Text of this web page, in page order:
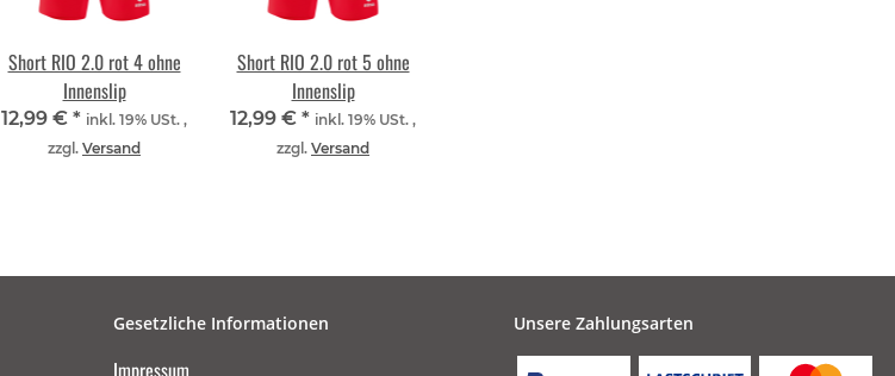
Short RIO 2.0 rot 4 ohne
Innenslip
12,99 € * inkl. 19% USt. ,
zzgl. Versand
Short RIO 2.0 rot 5 ohne
Innenslip
12,99 € * inkl. 19% USt. ,
zzgl. Versand
Gesetzliche Informationen Unsere Zahlungsarten